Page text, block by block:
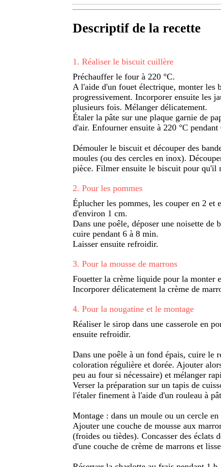
Descriptif de la recette
1 . Réaliser le biscuit cuillère
Préchauffer le four à 220 °C.
A l'aide d'un fouet électrique, monter les
progressivement. Incorporer ensuite les
plusieurs fois. Mélanger délicatement.
Étaler la pâte sur une plaque garnie de
d'air. Enfourner ensuite à 220 °C
Démouler le biscuit et découper des
moules (ou des cercles en inox).
pièce. Filmer ensuite le biscuit pour qu'il
2. Pour les pommes
Éplucher les pommes, les couper en 2 et
d'environ 1 cm.
Dans une poêle, déposer une noisette de
cuire pendant 6 à 8 min.
Laisser ensuite refroidir.
3. Pour la mousse de marrons
Fouetter la crème liquide pour la monter
Incorporer délicatement la crème de
4. Pour la nougatine et le montage
Réaliser le sirop dans une casserole en
ensuite refroidir.
Dans une poêle à un fond épais, cuire le
coloration régulière et dorée. Ajouter
peu au four si nécessaire) et mélanger
Verser la préparation sur un tapis de
l'étaler finement à l'aide d'un rouleau à
Montage : dans un moule ou un cercle
Ajouter une couche de mousse aux
(froides ou tièdes). Concasser des éclats
d'une couche de crème de marrons et